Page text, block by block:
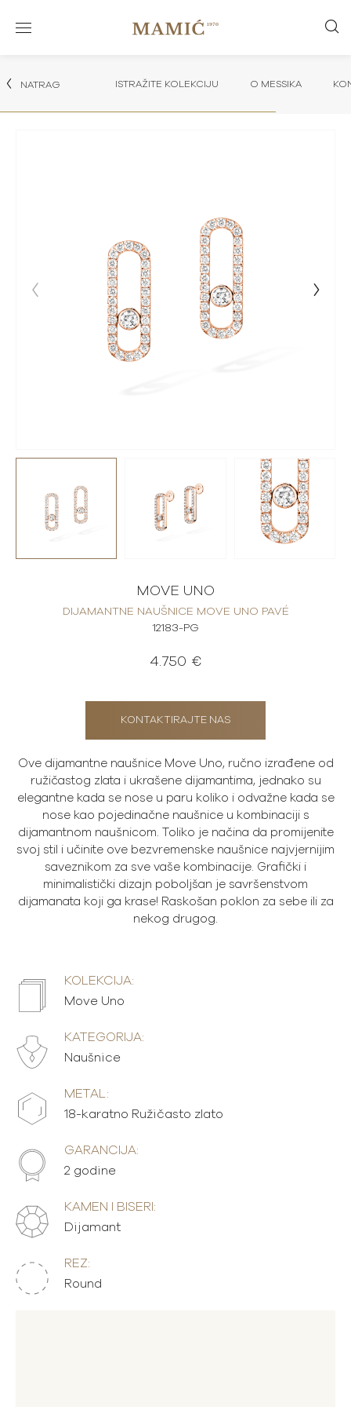
NATRAG ISTRAŽITE KOLEKCIJU O MESSIKA
MOVE UNO
DIJAMANTNE NAUŠNICE MOVE UNO PAVÉ
12183-PG
4.750 €
KONTAKTIRAJTE NAS
Ove dijamantne naušnice Move Uno, ručno izrađene od
ružičastog zlata i ukrašene dijamantima, jednako su
elegantne kada se nose u paru koliko i odvažne kada se
nose kao pojedinačne naušnice u kombinaciji s
dijamantnom naušnicom. Toliko je načina da promijenite
svoj stil i učinite ove bezvremenske naušnice najvjernijim
saveznikom za sve vaše kombinacije. Grafički i
minimalistički dizajn poboljšan je savršenstvom
dijamanata koji ga krase! Raskošan poklon za sebe ili za
nekog drugog.
KOLEKCIJA:
Move Uno
KATEGORIJA:
Naušnice
METAL:
18-karatno Ružičasto zlato
GARANCIJA:
2 godine
KAMEN I BISERI:
Dijamant
REZ:
Round